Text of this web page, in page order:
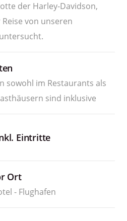
der Harley-Davidson,
von unseren
sowohl im Restaurants als
sind inklusive
Eintritte
Ort
- Flughafen